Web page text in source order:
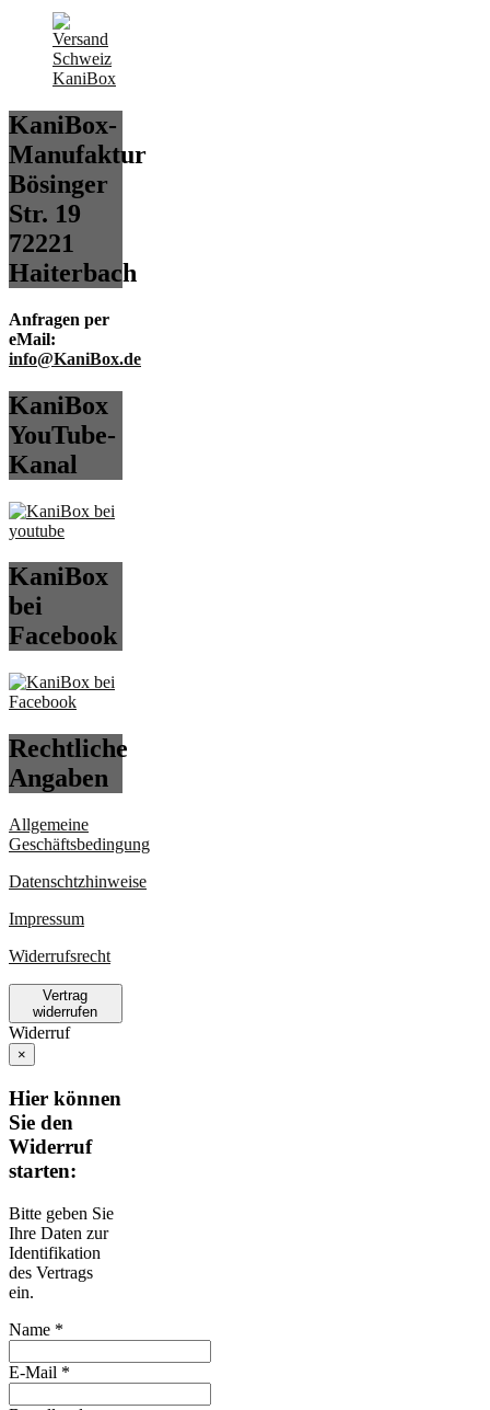
KaniBox-
Manufaktur
Bösinger
Str. 19
72221
Haiterbach
Anfragen per
eMail:
info@KaniBox.de
KaniBox
YouTube-
Kanal
KaniBox
bei
Facebook
Rechtliche
Angaben
Allgemeine
Geschäftsbedingung
Datenschtzhinweise
Impressum
Widerrufsrecht
Vertrag
widerrufen
Widerruf
×
Hier können
Sie den
Widerruf
starten:
Bitte geben Sie
Ihre Daten zur
Identifikation
des Vertrags
ein.
Name *
E-Mail *